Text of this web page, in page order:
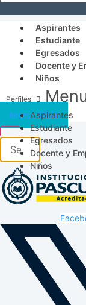
Aspirantes
Estudiante
Egresados
Docente y
Niños
Aspirantes
Estudiante
Egresados
Docente y
Niños
Acceso SICAU